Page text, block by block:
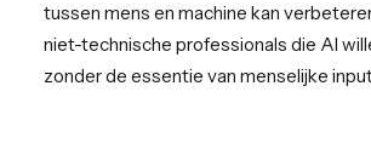
tussen mens en machine kan
niet-technische professionals die AI
zonder de essentie van menselijke